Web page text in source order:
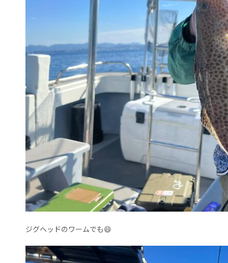
ジグヘッドのワームでも😄